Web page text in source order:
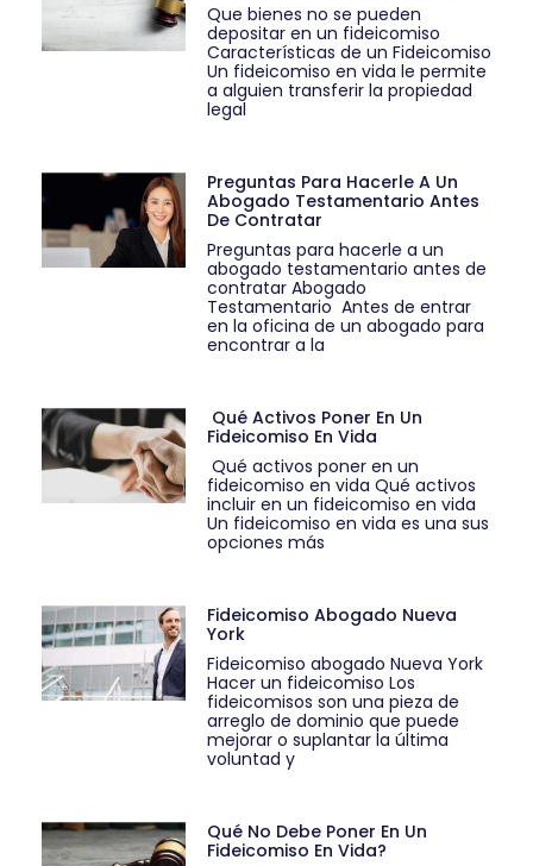
Que bienes no se pueden
depositar en un fideicomiso
Características de un Fideicomiso
Un fideicomiso en vida le permite
a alguien transferir la propiedad
legal
Preguntas Para Hacerle A Un
Abogado Testamentario Antes
De Contratar
Preguntas para hacerle a un
abogado testamentario antes de
contratar Abogado
Testamentario Antes de entrar
en la oficina de un abogado para
encontrar a la
Qué Activos Poner En Un
Fideicomiso En Vida
Qué activos poner en un
fideicomiso en vida Qué activos
incluir en un fideicomiso en vida
Un fideicomiso en vida es una sus
opciones más
Fideicomiso Abogado Nueva
York
Fideicomiso abogado Nueva York
Hacer un fideicomiso Los
fideicomisos son una pieza de
arreglo de dominio que puede
mejorar o suplantar la última
voluntad y
Qué No Debe Poner En Un
Fideicomiso En Vida?